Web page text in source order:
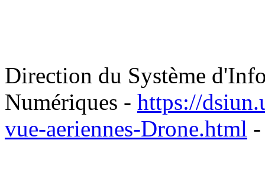
Direction du Système
Numériques - https://
vue-aeriennes-Drone.html